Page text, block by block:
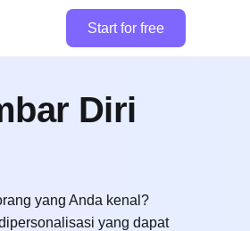
Start for free
Diri
yang Anda kenal?
yang dapat